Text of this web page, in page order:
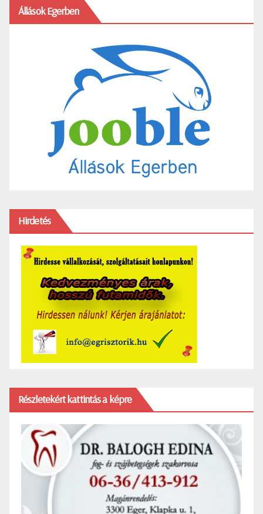
Állások Egerben
Hirdetés
Részletekért kattintás a képre